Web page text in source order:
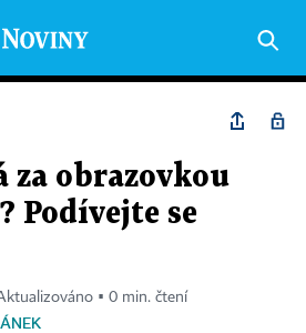
za obrazovkou
Podívejte se
▪ 0 min. čtení